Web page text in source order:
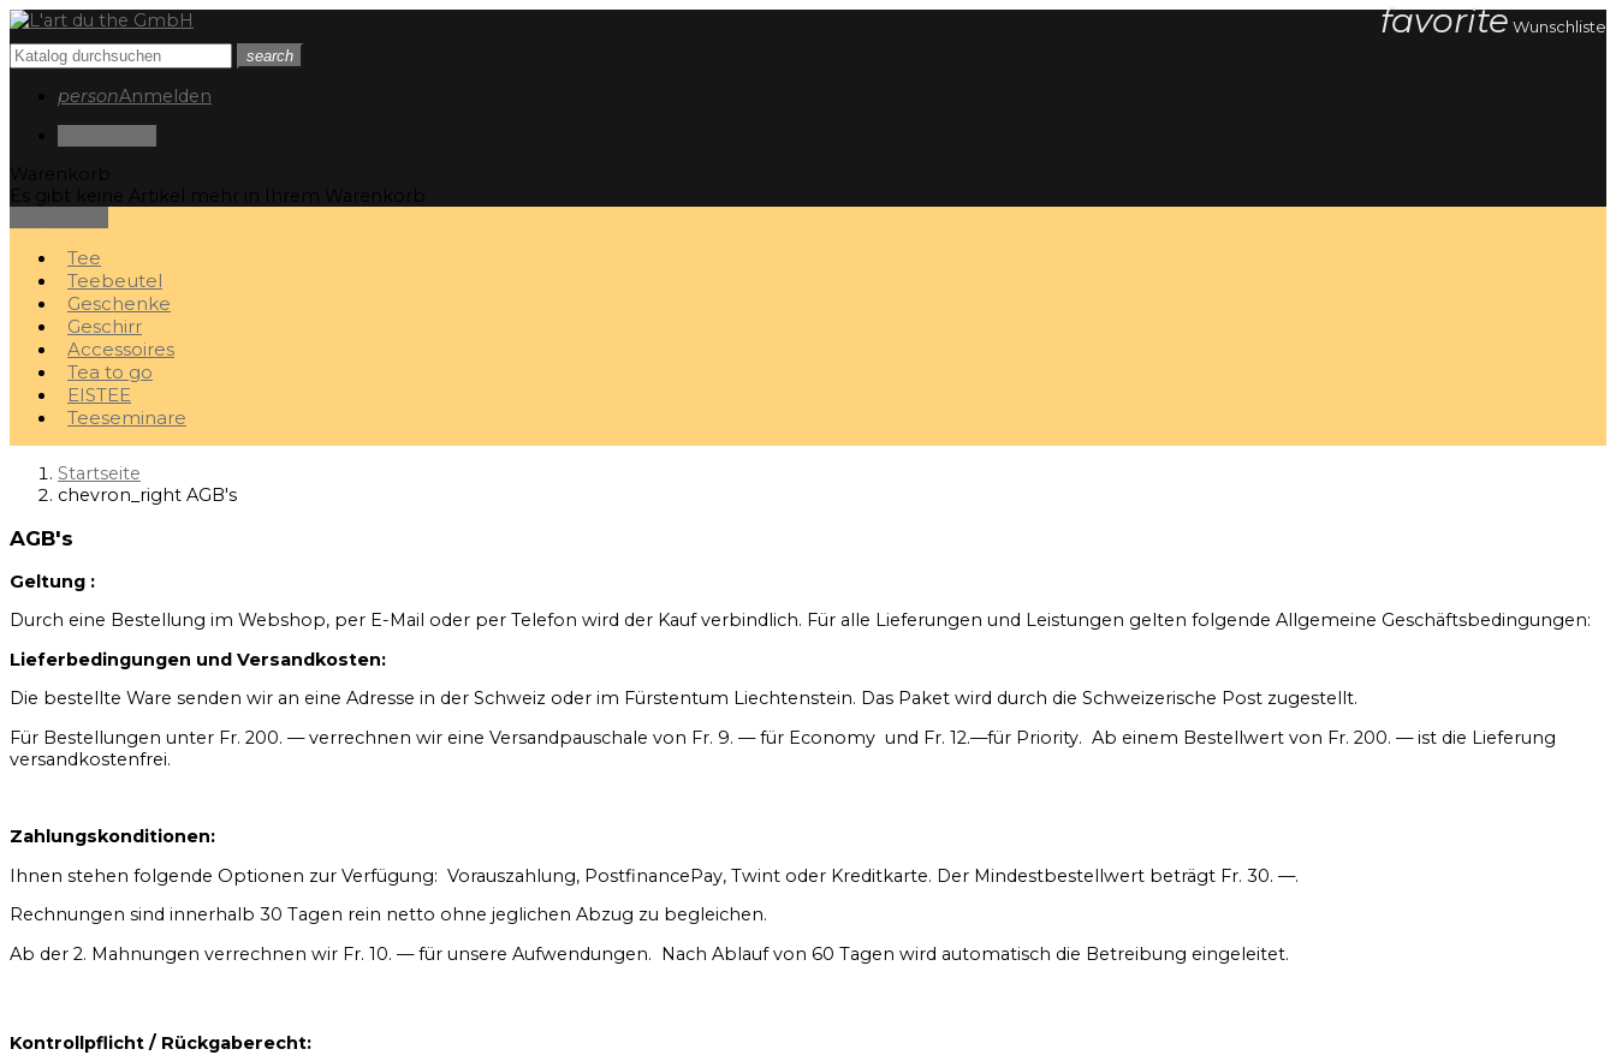
favorite
search
personAnmelden
Tee
Teebeutel
Geschenke
Geschirr
Accessoires
Tea to go
EISTEE
Teeseminare
Startseite
chevron_right AGB's
AGB's
Geltung :
Durch eine Bestellung im Webshop, per E-Mail oder per Telefon wird der Kauf verbindlich. Für alle Lieferungen und Leistungen gelten folgende Allgemeine Geschäftsbedingungen:
Lieferbedingungen und Versandkosten:
Die bestellte Ware senden wir an eine Adresse in der Schweiz oder im Fürstentum Liechtenstein. Das Paket wird durch die Schweizerische Post zugestellt.
Für Bestellungen unter Fr. 200. — verrechnen wir eine Versandpauschale von Fr. 9. — für Economy und Fr. 12.—für Priority. Ab einem Bestellwert von Fr. 200. — ist die Lieferung
versandkostenfrei.
Zahlungskonditionen:
Ihnen stehen folgende Optionen zur Verfügung: Vorauszahlung, PostfinancePay, Twint oder Kreditkarte. Der Mindestbestellwert beträgt Fr. 30. —.
Rechnungen sind innerhalb 30 Tagen rein netto ohne jeglichen Abzug zu begleichen.
Ab der 2. Mahnungen verrechnen wir Fr. 10. — für unsere Aufwendungen. Nach Ablauf von 60 Tagen wird automatisch die Betreibung eingeleitet.
Kontrollpflicht / Rückgaberecht: